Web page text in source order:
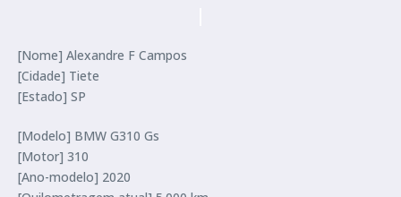
[Nome] Alexandre F Campos
[Cidade] Tiete
[Estado] SP
[Modelo] BMW G310 Gs
[Motor] 310
[Ano-modelo] 2020